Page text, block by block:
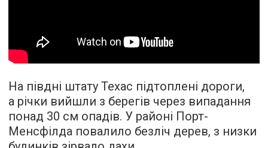
На півдні штату Техас підтоплені дороги,
а річки вийшли з берегів через випадання
понад 30 см опадів. У районі Порт-
Менсфілда повалило безліч дерев, з низки